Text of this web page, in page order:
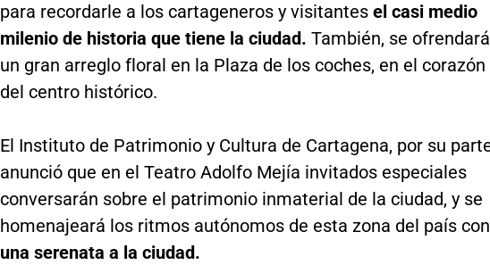
para recordarle a los cartageneros y visitantes el casi medio
milenio de historia que tiene la ciudad. También, se ofrendará
un gran arreglo floral en la Plaza de los coches, en el corazón
del centro histórico.
El Instituto de Patrimonio y Cultura de Cartagena, por su
anunció que en el Teatro Adolfo Mejía invitados especiales
conversarán sobre el patrimonio inmaterial de la ciudad, y se
homenajeará los ritmos autónomos de esta zona del país con
una serenata a la ciudad.